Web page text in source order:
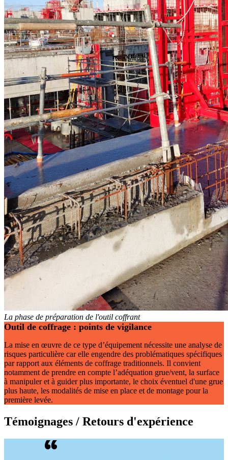
La phase de préparation de l'outil coffrant
Outil de coffrage : points de vigilance
La mise en œuvre de ce type d’équipement nécessite une analyse de
risques particulière car elle engendre des problématiques spécifiques
par rapport aux éléments de coffrage traditionnels. Il convient
notamment de prendre en compte l’adéquation grue/vent, la surface
à manipuler et à guider plus importante, le choix éventuel d'une grue
plus haute, les modalités de mise en place et de montage pour la
première levée.
Témoignages / Retours d'expérience